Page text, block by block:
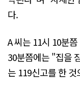
다.
A 씨는 11시 10분
30분쯤에는 "집을
는 119신고를 한